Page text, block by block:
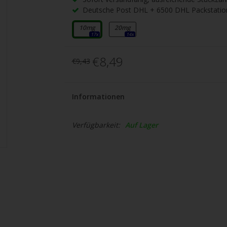
Deutsche Post DHL + 6500 DHL
10mg
17x
20mg
14x
€9,43 €8,49
Informationen
Verfügbarkeit: Auf Lager